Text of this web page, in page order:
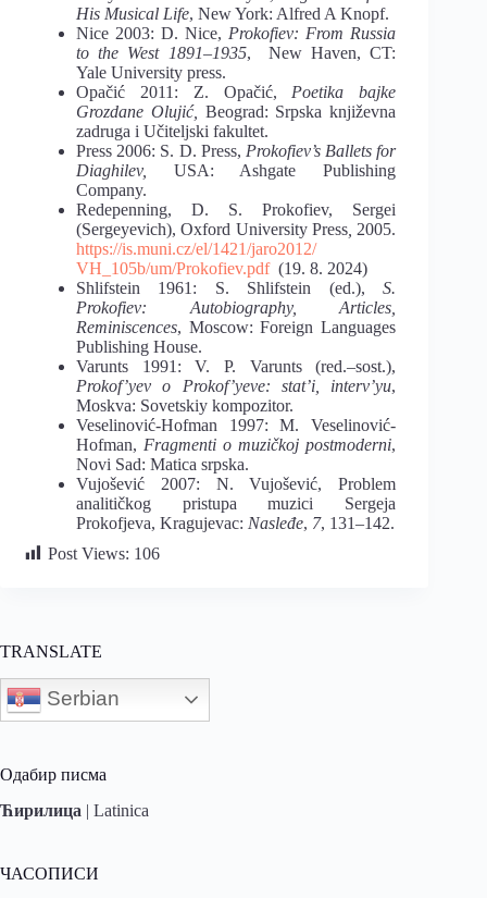
His Musical Life, New York: Alfred A Knopf.
Nice 2003: D. Nice, Prokofiev: From Russia
to the West 1891–1935, New Haven, CT:
Yale University press.
Opačić 2011: Z. Opačić, Poetika bajke
Grozdane Olujić, Beograd: Srpska književna
zadruga i Učiteljski fakultet.
Press 2006: S. D. Press, Prokofiev’s Ballets for
Diaghilev, USA: Ashgate Publishing
Company.
Redepenning, D. S. Prokofiev, Sergei
(Sergeyevich), Oxford University Press, 2005.
https://is.muni.cz/el/1421/jaro2012/
VH_105b/um/Prokofiev.pdf(19. 8. 2024)
Shlifstein 1961: S. Shlifstein (ed.),S.
Prokofiev: Autobiography, Articles,
Reminiscences, Moscow: Foreign Languages
Publishing House.
Varunts 1991: V. P. Varunts (red.–sost.),
Prokof’yev o Prokof’yeve: stat’i, interv’yu,
Moskva: Sovetskiy kompozitor.
Veselinović-Hofman 1997: M. Veselinović-
Hofman, Fragmenti o muzičkoj postmoderni,
Novi Sad: Matica srpska.
Vujošević 2007: N. Vujošević, Problem
analitičkog pristupa muzici Sergeja
Prokofjeva, Kragujevac: Nasleđe, 7, 131–142.
Post Views: 106
TRANSLATE
Serbian
Одабир писма
Ћирилица | Latinica
ЧАСОПИСИ